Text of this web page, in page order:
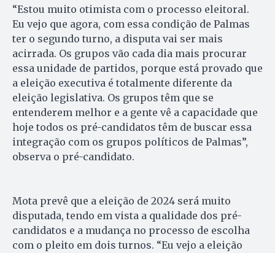
“Estou muito otimista com o processo eleitoral.
Eu vejo que agora, com essa condição de Palmas
ter o segundo turno, a disputa vai ser mais
acirrada. Os grupos vão cada dia mais procurar
essa unidade de partidos, porque está provado que
a eleição executiva é totalmente diferente da
eleição legislativa. Os grupos têm que se
entenderem melhor e a gente vê a capacidade que
hoje todos os pré-candidatos têm de buscar essa
integração com os grupos políticos de Palmas”,
observa o pré-candidato.
Mota prevê que a eleição de 2024 será muito
disputada, tendo em vista a qualidade dos pré-
candidatos e a mudança no processo de escolha
com o pleito em dois turnos. “Eu vejo a eleição